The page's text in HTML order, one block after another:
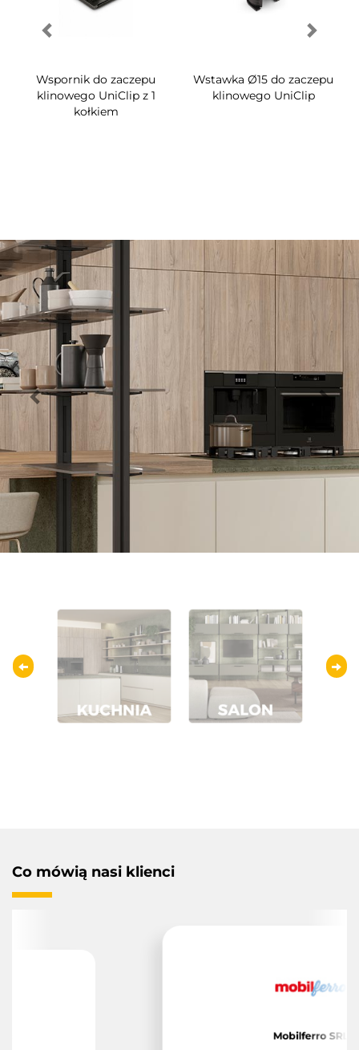
Wspornik do zaczepu
klinowego UniClip z 1
kołkiem
Wstawka Ø15 do zaczepu
klinowego UniClip
Co mówią nasi klienci
Mobilferro SRL